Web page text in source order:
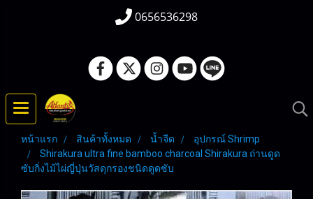
0656536298
หน้าแรก สินค้าทั้งหมด น้ำจืด
อุปกรณ์ Shrimp
Shirakura ultra fine bamboo charcoal Shirakura ถ่านดูด
ซับกิ่งไม้ไผ่ญี่ปุ่นวัสดุกรองชนิดดูดซับ